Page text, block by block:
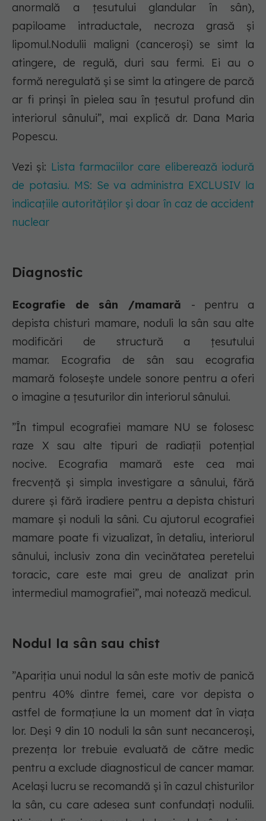
anormală a ţesutului glandular în sân),
papiloame intraductale, necroza grasă şi
lipomul.Nodulii maligni (canceroşi) se simt la
atingere, de regulă, duri sau fermi. Ei au o
formă neregulată şi se simt la atingere de parcă
ar fi prinşi în pielea sau în ţesutul profund din
interiorul sânului”, mai explică dr. Dana Maria
Popescu.
Vezi și: Lista farmaciilor care eliberează iodură
de potasiu. MS: Se va administra EXCLUSIV la
indicațiile autorităților și doar în caz de accident
nuclear
Diagnostic
Ecografie de sân /mamară - pentru a
depista chisturi mamare, noduli la sân sau alte
modificări de structură a ţesutului
mamar. Ecografia de sân sau ecografia
mamară folosește undele sonore pentru a oferi
o imagine a țesuturilor din interiorul sânului.
”În timpul ecografiei mamare NU se folosesc
raze X sau alte tipuri de radiații potențial
nocive. Ecografia mamară este cea mai
frecvenţă şi simpla investigare a sânului, fără
durere şi fără iradiere pentru a depista chisturi
mamare şi noduli la sâni. Cu ajutorul ecografiei
mamare poate fi vizualizat, în detaliu, interiorul
sânului, inclusiv zona din vecinătatea peretelui
toracic, care este mai greu de analizat prin
intermediul mamografiei”, mai notează medicul.
Nodul la sân sau chist
”Apariția unui nodul la sân este motiv de panică
pentru 40% dintre femei, care vor depista o
astfel de formaţiune la un moment dat în viaţa
lor. Deşi 9 din 10 noduli la sân sunt necanceroși,
prezenţa lor trebuie evaluată de către medic
pentru a exclude diagnosticul de cancer mamar.
Acelaşi lucru se recomandă şi în cazul chisturilor
la sân, cu care adesea sunt confundaţi nodulii.